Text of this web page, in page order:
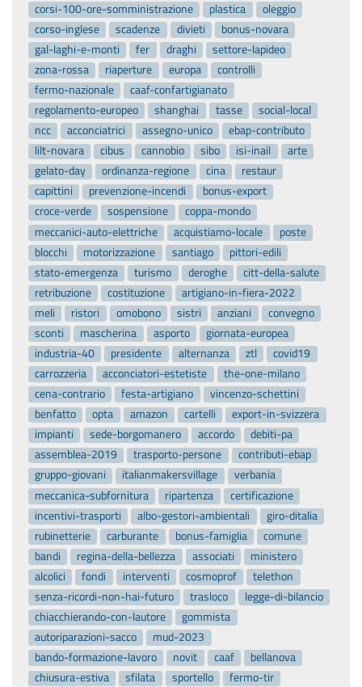
corsi-100-ore-somministrazione
plastica
oleggio
corso-inglese
scadenze divieti
bonus-novara
gal-laghi-e-monti
fer draghi
settore-lapideo
zona-rossa
riaperture europa
controlli
fermo-nazionale
caaf-confartigianato
regolamento-europeo
shanghai tasse
social-local
ncc
acconciatrici assegno-unico
ebap-contributo
lilt-novara
cibus cannobio sibo isi-inail
arte
gelato-day
ordinanza-regione cina
restaur
capittini
prevenzione-incendi
bonus-export
croce-verde
sospensione
coppa-mondo
meccanici-auto-elettriche
acquistiamo-locale
poste
blocchi
motorizzazione santiago
pittori-edili
stato-emergenza
turismo deroghe
citt-della-salute
retribuzione
costituzione
artigiano-in-fiera-2022
meli
ristori omobono sistri anziani
convegno
sconti
mascherina asporto
giornata-europea
industria-40
presidente alternanza ztl
covid19
carrozzeria
acconciatori-estetiste
the-one-milano
cena-contrario
festa-artigiano
vincenzo-schettini
benfatto
opta amazon cartelli
export-in-svizzera
impianti
sede-borgomanero accordo
debiti-pa
assemblea-2019
trasporto-persone
contributi-ebap
gruppo-giovani
italianmakersvillage
verbania
meccanica-subfornitura
ripartenza
certificazione
incentivi-trasporti
albo-gestori-ambientali
giro-ditalia
rubinetterie
carburante bonus-famiglia
comune
bandi
regina-della-bellezza associati
ministero
alcolici
fondi interventi cosmoprof
telethon
senza-ricordi-non-hai-futuro
trasloco
legge-di-bilancio
chiacchierando-con-lautore
gommista
autoriparazioni-sacco
mud-2023
bando-formazione-lavoro
novit caaf
bellanova
chiusura-estiva
sfilata sportello
fermo-tir